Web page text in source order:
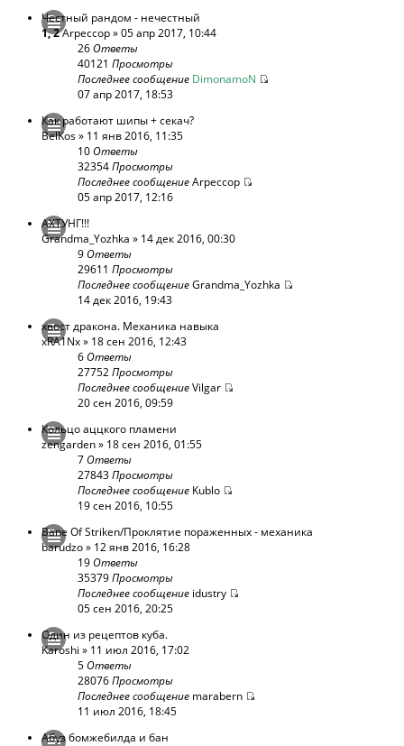
Честный рандом - нечестный
1,2Arpeccop» 05 апр 2017, 10:44
26Ответы
40121 Просмотры
Последнее сообщение DimonamoN
07 апр 2017, 18:53
Как работают шипы + секач?
BelKos» 11 янв 2016, 11:35
10Ответы
32354Просмотры
Последнее сообщениеArpeccop
05 апр 2017, 12:16
АХТУНГ!!!
Grandma_Yozhka » 14 дек 2016, 00:30
9Ответы
29611 Просмотры
Последнее сообщениеGrandma_Yozhka
14 дек 2016, 19:43
хвост дракона. Механика навыка
xRA1Nx» 18 сен 2016, 12:43
6Ответы
27752Просмотры
Последнее сообщениеVilgar
20 сен 2016, 09:59
Кольцо аццкого пламени
zengarden» 18 сен 2016, 01:55
7Ответы
27843Просмотры
Последнее сообщение Kublo
19 сен 2016, 10:55
Bane Of Striken/Проклятие пораженных - механика
barudzo» 12 янв 2016, 16:28
19Ответы
35379Просмотры
Последнее сообщение idustry
05 сен 2016, 20:25
Один из рецептов куба.
Karoshi » 11 июл 2016, 17:02
5Ответы
28076Просмотры
Последнее сообщение marabern
11 июл 2016, 18:45
Абуз бомжебилда и бан